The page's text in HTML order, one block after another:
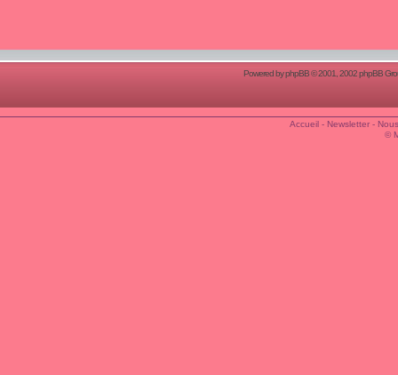
Powered byphpBB© 2001, 2002 phpBB
Accueil- Newsletter-
©